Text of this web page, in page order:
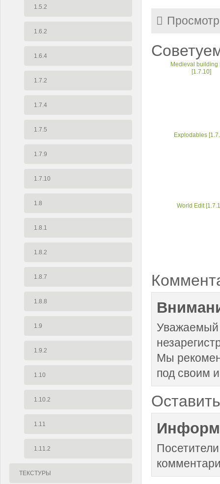
1.5.2
1.6.2
1.6.4
1.7.2
1.7.4
1.7.5
1.7.9
1.7.10
1.8
1.8.1
1.8.2
1.8.7
1.8.8
1.9
1.9.2
1.10
1.10.2
1.11
1.11.2
ТЕКСТУРЫ
Medieval building
[1.7.10]
Explodables
World Edit
Уважаемый
Мы
под своим